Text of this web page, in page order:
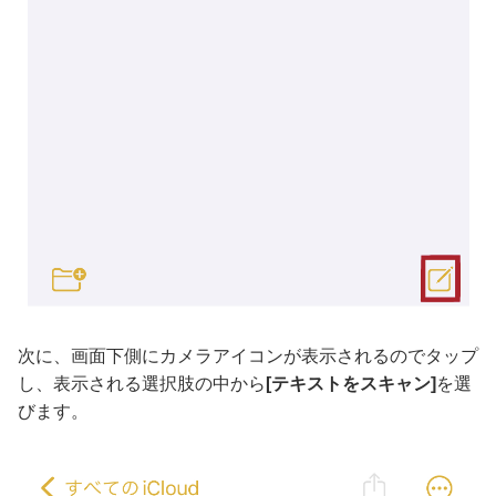
次に、画面下側にカメラアイコンが表示されるのでタップ
し、表示される選択肢の中から [テキストをスキャン] を選
びます。